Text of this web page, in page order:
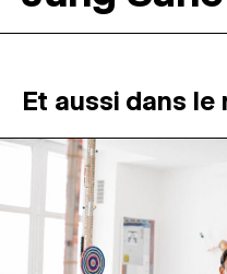
RÉSIDENCES ↓
ATELIERS OUVERTS
PROGRAMMATION
MAGAZINE
Et aussi dans le